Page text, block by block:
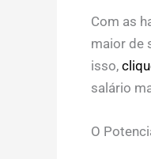
Com as
maior de
isso,
salário
O